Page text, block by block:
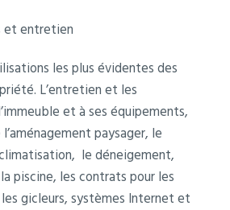
et entretien
les plus évidentes des
L’entretien et les
et à ses équipements,
paysager, le
le déneigement,
piscine, les contrats pour les
gicleurs, systèmes Internet et